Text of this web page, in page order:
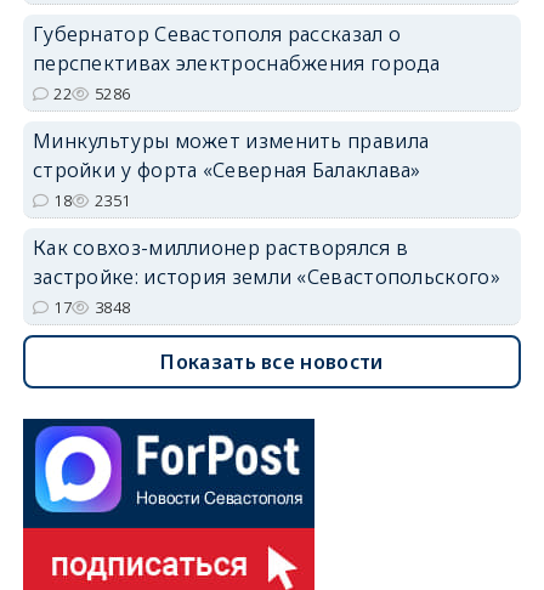
Губернатор Севастополя рассказал о
перспективах электроснабжения города
22 5286
Минкультуры может изменить правила
стройки у форта «Северная Балаклава»
18 2351
Как совхоз-миллионер растворялся в
застройке: история земли «Севастопольского»
17 3848
Показать все новости